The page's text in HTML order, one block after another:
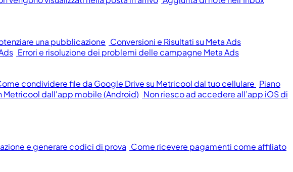
una pubblicazione Conversioni e Risultati su Meta Ads
Errori e risoluzione dei problemi delle campagne Meta Ads
condividere file da Google Drive su Metricool dal tuo cellulare Piano
Metricool dall'app mobile (Android) Non riesco ad accedere all’app iOS di
e generare codici di prova Come ricevere pagamenti come affiliato